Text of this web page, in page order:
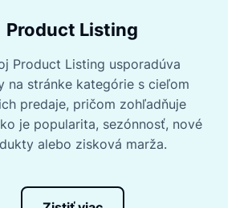
Product Listing
Product Listing usporadúva
na stránke kategórie s cieľom
predaje, pričom zohľadňuje
je popularita, sezónnosť, nové
alebo zisková marža.